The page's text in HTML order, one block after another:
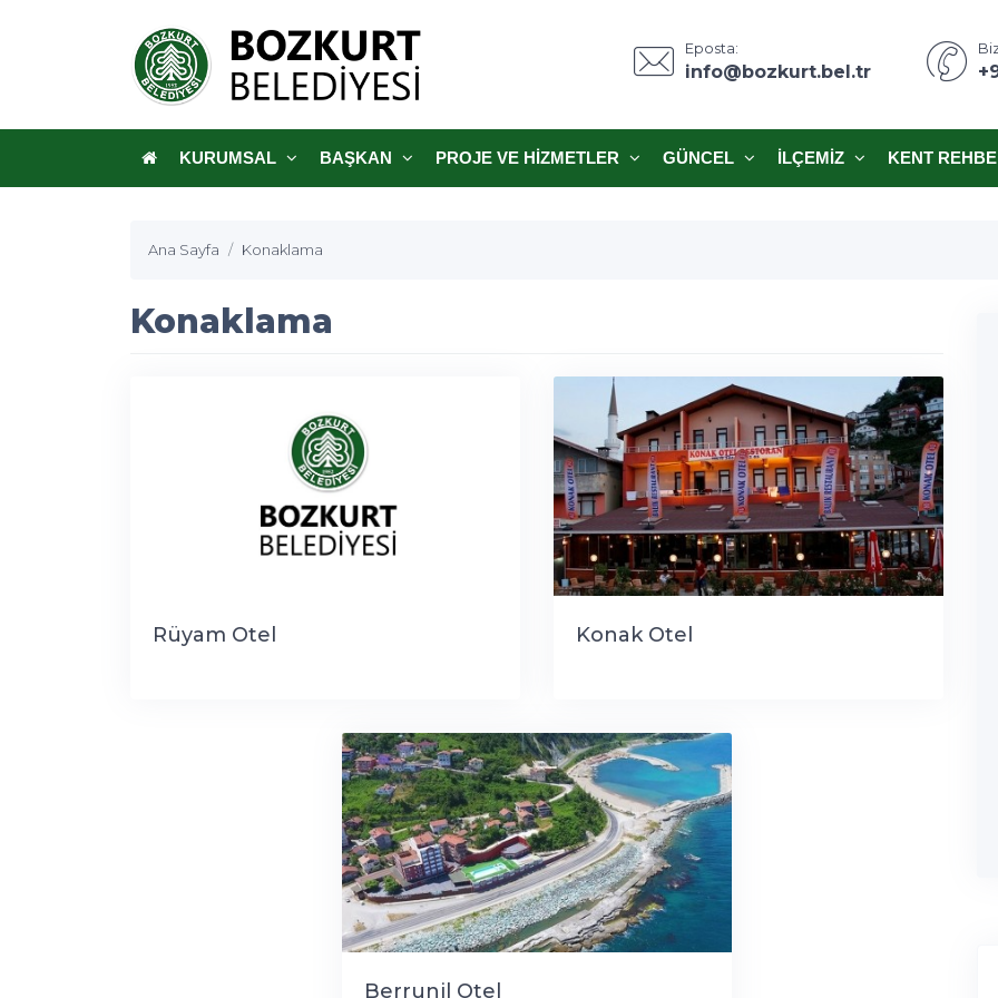
Eposta:
info@bozkurt.bel.tr
KURUMSAL BAŞKAN PROJE VE HIZMETLER GÜNCEL İLÇEMIZ KENT
Ana Sayfa Konaklama
Konaklama
Rüyam Otel Konak Otel
Berrunil Otel